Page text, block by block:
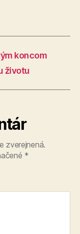
koncom
životu
zverejnená.
*